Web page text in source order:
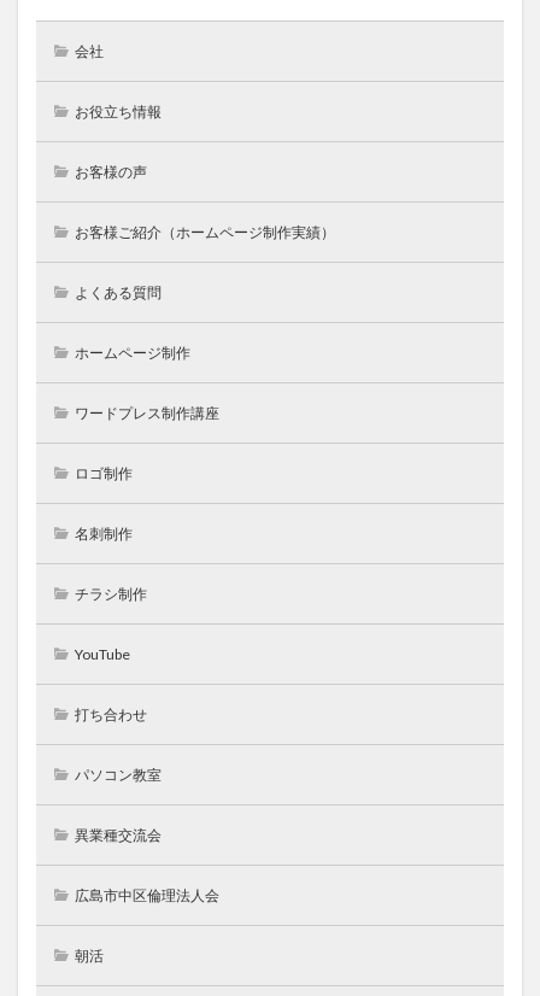
会社
お役立ち情報
お客様の声
お客様ご紹介（ホームページ制作実績）
よくある質問
ホームページ制作
ワードプレス制作講座
ロゴ制作
名刺制作
チラシ制作
YouTube
打ち合わせ
パソコン教室
異業種交流会
広島市中区倫理法人会
朝活